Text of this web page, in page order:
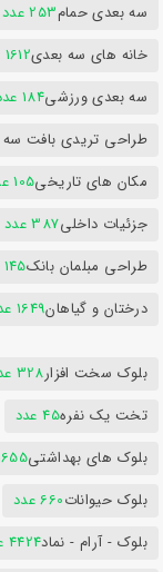
سه بعدی حمام253 عدد
خانه های سه بعدی1612 عدد
سه بعدی ورزشی184 عدد
طراحی تریدی بافت
مکان های تاریخی105 عدد
جزئیات داخلی387 عدد
طراحی مبلمان بانک145 عدد
درختان و گیاهان1649 عدد
بلوک سخت افزار328 عدد
تخت یک نفره45 عدد
بلوک های بهداشتی1655
بلوک حیوانات660 عدد
بلوک - آرام - نماد4424 عدد